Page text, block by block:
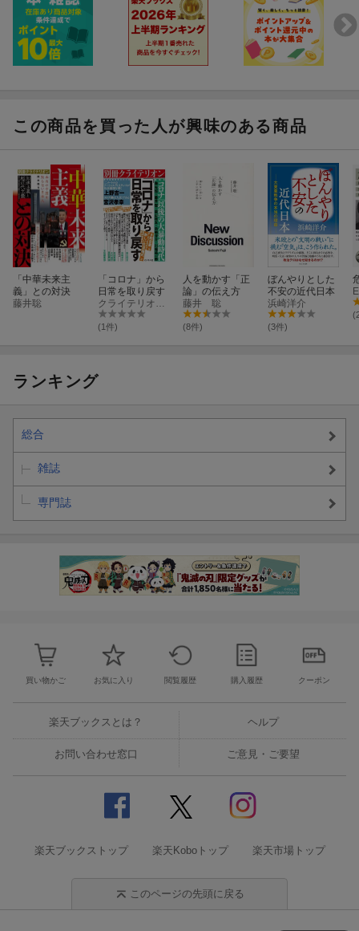
この商品を買った人が興味のある商品
「中華未来主
義」との対決
藤井聡
「コロナ」から
日常を取り戻す
クライテリオン編集部編
(1件)
人を動かす「正
論」の伝え方
藤井 聡
(8件)
ぼんやりとした
不安の近代日本
浜崎洋介
(3件)
ランキング
総合
雑誌
専門誌
買い物かご お気に入り 閲覧履歴 購入履歴 クーポン
楽天ブックスとは？ ヘルプ
お問い合わせ窓口 ご意見・ご要望
楽天ブックストップ 楽天Koboトップ 楽天市場トップ
このページの先頭に戻る